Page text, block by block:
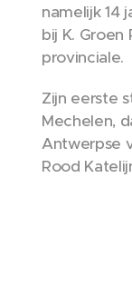
namelijk 14
bij K.
provinciale.
Zijn eerste
Mechelen,
Antwerpse
Rood